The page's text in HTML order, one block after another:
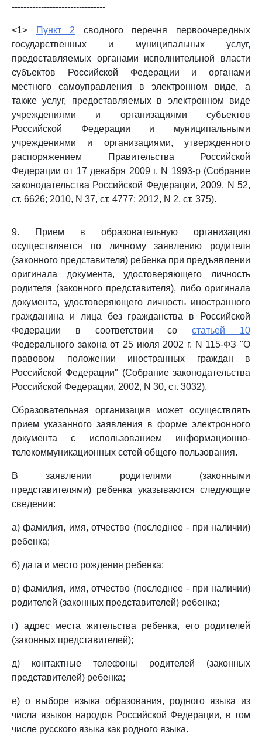
--------------------------------
<1> Пункт 2 сводного перечня первоочередных
государственных и муниципальных услуг,
предоставляемых органами исполнительной власти
субъектов Российской Федерации и органами
местного самоуправления в электронном виде, а
также услуг, предоставляемых в электронном виде
учреждениями и организациями субъектов
Российской Федерации и муниципальными
учреждениями и организациями, утвержденного
распоряжением Правительства Российской
Федерации от 17 декабря 2009 г. N 1993-р (Собрание
законодательства Российской Федерации, 2009, N 52,
ст. 6626; 2010, N 37, ст. 4777; 2012, N 2, ст. 375).
9. Прием в образовательную организацию
осуществляется по личному заявлению родителя
(законного представителя) ребенка при предъявлении
оригинала документа, удостоверяющего личность
родителя (законного представителя), либо оригинала
документа, удостоверяющего личность иностранного
гражданина и лица без гражданства в Российской
Федерации в соответствии состатьей 10
Федерального закона от 25 июля 2002 г. N 115-ФЗ "О
правовом положении иностранных граждан в
Российской Федерации" (Собрание законодательства
Российской Федерации, 2002, N 30, ст. 3032).
Образовательная организация может осуществлять
прием указанного заявления в форме электронного
документа с использованием информационно-
телекоммуникационных сетей общего пользования.
В заявлении родителями (законными
представителями) ребенка указываются следующие
сведения:
а) фамилия, имя, отчество (последнее - при наличии)
ребенка;
б) дата и место рождения ребенка;
в) фамилия, имя, отчество (последнее - при наличии)
родителей (законных представителей) ребенка;
г) адрес места жительства ребенка, его родителей
(законных представителей);
д) контактные телефоны родителей (законных
представителей) ребенка;
е) о выборе языка образования, родного языка из
числа языков народов Российской Федерации, в том
числе русского языка как родного языка.